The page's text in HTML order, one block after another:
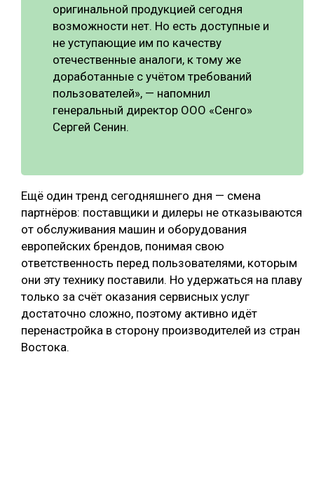
оригинальной продукцией сегодня
возможности нет. Но есть доступные и
не уступающие им по качеству
отечественные аналоги, к тому же
доработанные с учётом требований
пользователей», — напомнил
генеральный директор ООО «Сенго»
Сергей Сенин.
Ещё один тренд сегодняшнего дня — смена
партнёров: поставщики и дилеры не отказываются
от обслуживания машин и оборудования
европейских брендов, понимая свою
ответственность перед пользователями, которым
они эту технику поставили. Но удержаться на плаву
только за счёт оказания сервисных услуг
достаточно сложно, поэтому активно идёт
перенастройка в сторону производителей из стран
Востока.